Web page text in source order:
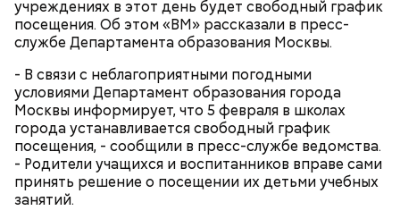
учреждениях в этот день будет свободный график
посещения. Об этом «ВМ» рассказали в пресс-
службе Департамента образования Москвы.
- В связи с неблагоприятными погодными
условиями Департамент образования города
Москвы информирует, что 5 февраля в школах
города устанавливается свободный график
посещения, - сообщили в пресс-службе ведомства.
- Родители учащихся и воспитанников вправе сами
принять решение о посещении их детьми учебных
занятий.